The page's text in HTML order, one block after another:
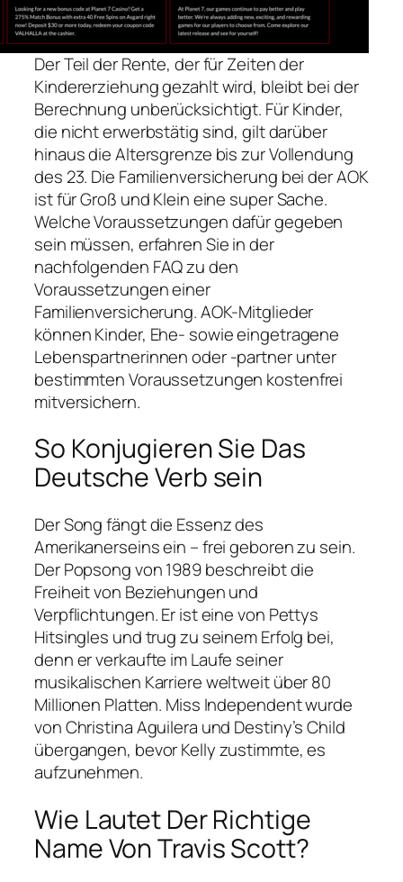
Der Teil der Rente, der für Zeiten der
Kindererziehung gezahlt wird, bleibt bei der
Berechnung unberücksichtigt. Für Kinder,
die nicht erwerbstätig sind, gilt darüber
hinaus die Altersgrenze bis zur Vollendung
des 23. Die Familienversicherung bei der AOK
ist für Groß und Klein eine super Sache.
Welche Voraussetzungen dafür gegeben
sein müssen, erfahren Sie in der
nachfolgenden FAQ zu den
Voraussetzungen einer
Familienversicherung. AOK-Mitglieder
können Kinder, Ehe- sowie eingetragene
Lebenspartnerinnen oder -partner unter
bestimmten Voraussetzungen kostenfrei
mitversichern.
So Konjugieren Sie Das
Deutsche Verb sein
Der Song fängt die Essenz des
Amerikanerseins ein – frei geboren zu sein.
Der Popsong von 1989 beschreibt die
Freiheit von Beziehungen und
Verpflichtungen. Er ist eine von Pettys
Hitsingles und trug zu seinem Erfolg bei,
denn er verkaufte im Laufe seiner
musikalischen Karriere weltweit über 80
Millionen Platten. Miss Independent wurde
von Christina Aguilera und Destiny’s Child
übergangen, bevor Kelly zustimmte, es
aufzunehmen.
Wie Lautet Der Richtige
Name Von Travis Scott?